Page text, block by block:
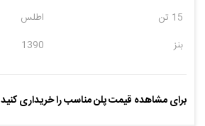
15 تن
اطلس
بنز
1390
برای مشاهده قیمت پلن مناسب را خریداری کنید